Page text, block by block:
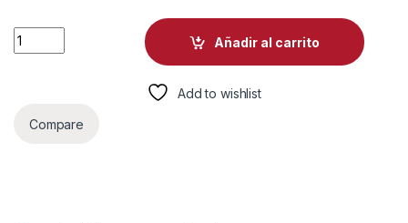
CASE CORSAIR 3500X ARGB WHITE MID TOWER
Añadir al carrito
Add to wishlist
Compare